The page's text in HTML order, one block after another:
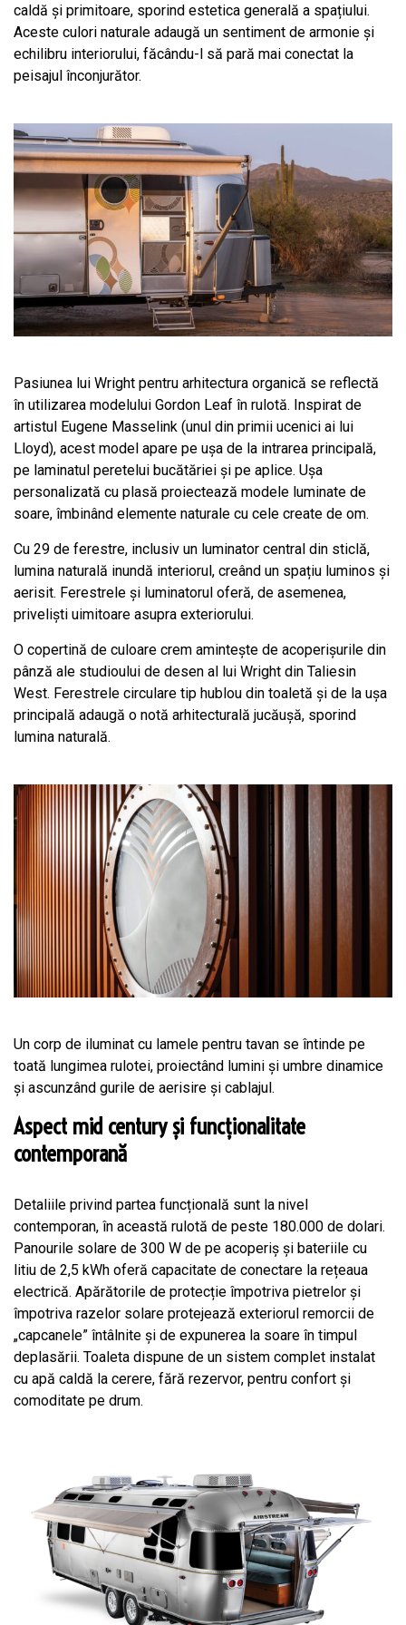
caldă și primitoare, sporind estetica generală a spațiului.
Aceste culori naturale adaugă un sentiment de armonie și
echilibru interiorului, făcându-l să pară mai conectat la
peisajul înconjurător.
Pasiunea lui Wright pentru arhitectura organică se reflectă
în utilizarea modelului Gordon Leaf în rulotă. Inspirat de
artistul Eugene Masselink (unul din primii ucenici ai lui
Lloyd), acest model apare pe ușa de la intrarea principală,
pe laminatul peretelui bucătăriei și pe aplice. Ușa
personalizată cu plasă proiectează modele luminate de
soare, îmbinând elemente naturale cu cele create de om.
Cu 29 de ferestre, inclusiv un luminator central din sticlă,
lumina naturală inundă interiorul, creând un spațiu luminos și
aerisit. Ferestrele și luminatorul oferă, de asemenea,
priveliști uimitoare asupra exteriorului.
O copertină de culoare crem amintește de acoperișurile din
pânză ale studioului de desen al lui Wright din Taliesin
West. Ferestrele circulare tip hublou din toaletă și de la ușa
principală adaugă o notă arhitecturală jucăușă, sporind
lumina naturală.
Un corp de iluminat cu lamele pentru tavan se întinde pe
toată lungimea rulotei, proiectând lumini și umbre dinamice
și ascunzând gurile de aerisire și cablajul.
Aspect mid century și funcționalitate
contemporană
Detaliile privind partea funcțională sunt la nivel
contemporan, în această rulotă de peste 180.000 de dolari.
Panourile solare de 300 W de pe acoperiș și bateriile cu
litiu de 2,5 kWh oferă capacitate de conectare la rețeaua
electrică. Apărătorile de protecție împotriva pietrelor și
împotriva razelor solare protejează exteriorul remorcii de
„capcanele” întâlnite și de expunerea la soare în timpul
deplasării. Toaleta dispune de un sistem complet instalat
cu apă caldă la cerere, fără rezervor, pentru confort și
comoditate pe drum.